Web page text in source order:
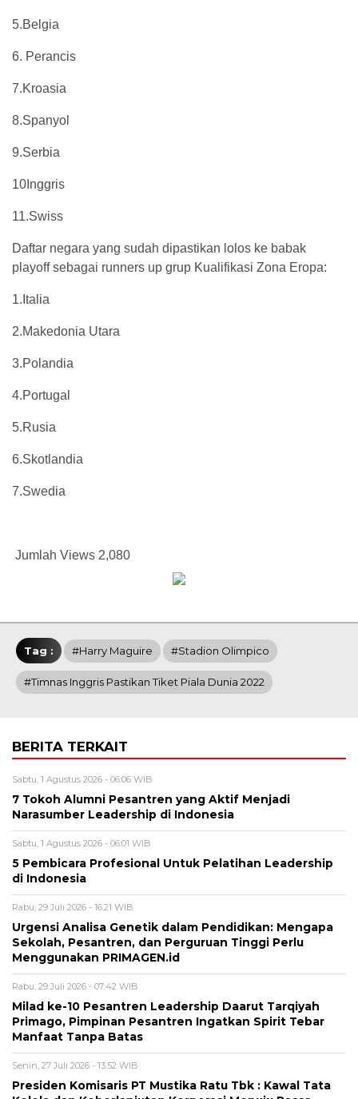
5.Belgia
6. Perancis
7.Kroasia
8.Spanyol
9.Serbia
10Inggris
11.Swiss
Daftar negara yang sudah dipastikan lolos ke babak
playoff sebagai runners up grup Kualifikasi Zona Eropa:
1.Italia
2.Makedonia Utara
3.Polandia
4.Portugal
5.Rusia
6.Skotlandia
7.Swedia
Jumlah Views 2,080
Tag : #Harry Maguire #Stadion Olimpico
#Timnas Inggris Pastikan Tiket Piala Dunia 2022
BERITA TERKAIT
Sabtu, 1 Agustus 2026 - 06:06 WIB
7 Tokoh Alumni Pesantren yang Aktif Menjadi
Narasumber Leadership di Indonesia
Sabtu, 1 Agustus 2026 - 06:01 WIB
5 Pembicara Profesional Untuk Pelatihan Leadership
di Indonesia
Rabu, 29 Juli 2026 - 16:21 WIB
Urgensi Analisa Genetik dalam Pendidikan: Mengapa
Sekolah, Pesantren, dan Perguruan Tinggi Perlu
Menggunakan PRIMAGEN.id
Rabu, 29 Juli 2026 - 07:42 WIB
Milad ke-10 Pesantren Leadership Daarut Tarqiyah
Primago, Pimpinan Pesantren Ingatkan Spirit Tebar
Manfaat Tanpa Batas
Senin, 27 Juli 2026 - 13:52 WIB
Presiden Komisaris PT Mustika Ratu Tbk : Kawal Tata